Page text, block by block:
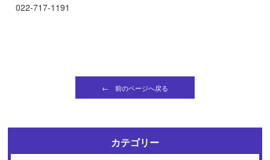
022-717-1191
← 前のページへ戻る
カテゴリー